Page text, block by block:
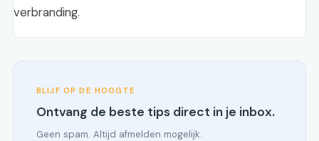
verbranding.
BLIJF OP DE HOOGTE
Ontvang de beste tips direct in je inbox.
Geen spam. Altijd afmelden mogelijk.